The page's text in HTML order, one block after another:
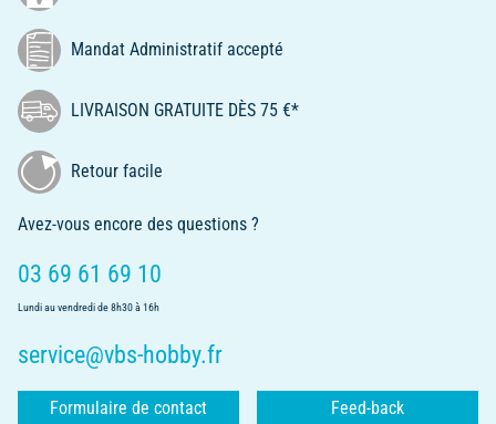
Mandat Administratif accepté
LIVRAISON GRATUITE DÈS 75 €*
Retour facile
Avez-vous encore des questions ?
03 69 61 69 10
Lundi au vendredi de 8h30 à 16h
service@vbs-hobby.fr
Formulaire de contact Feed-back